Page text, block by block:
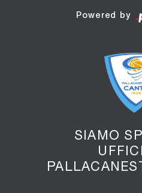
SIAMO
Powered by